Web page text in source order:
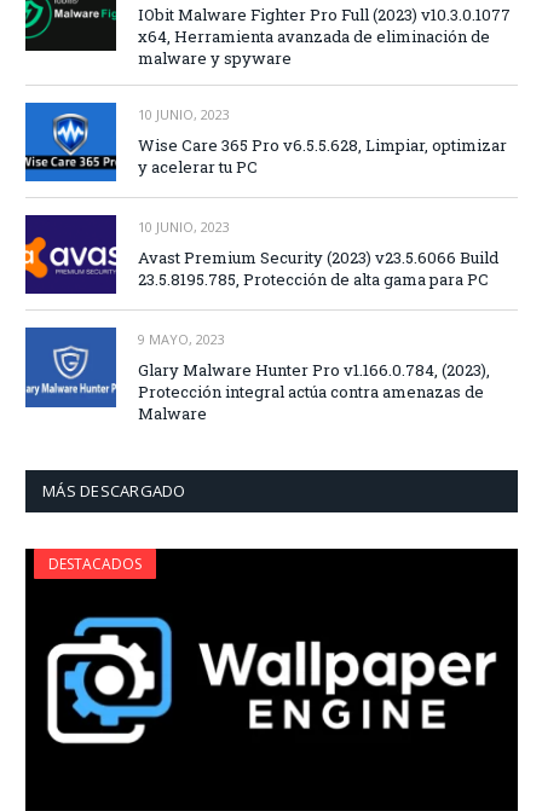
IObit Malware Fighter Pro Full (2023) v10.3.0.1077
x64, Herramienta avanzada de eliminación de
malware y spyware
10 JUNIO, 2023
Wise Care 365 Pro v6.5.5.628, Limpiar, optimizar
y acelerar tu PC
10 JUNIO, 2023
Avast Premium Security (2023) v23.5.6066 Build
23.5.8195.785, Protección de alta gama para PC
9 MAYO, 2023
Glary Malware Hunter Pro v1.166.0.784, (2023),
Protección integral actúa contra amenazas de
Malware
MÁS DESCARGADO
DESTACADOS